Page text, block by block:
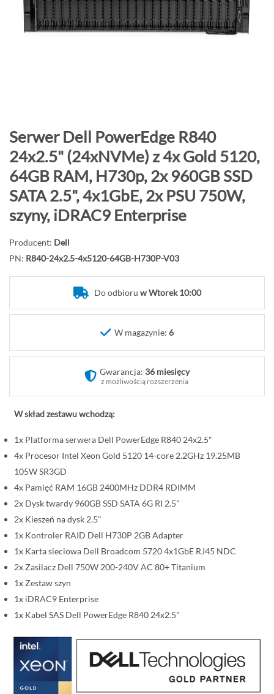
e
r
i
i
P
r
z
e
j
ź
n
p
o
z
e
a
Serwer Dell PowerEdge R840
24x2.5" (24xNVMe) z 4x Gold 5120,
64GB RAM, H730p, 2x 960GB SSD
SATA 2.5", 4x1GbE, 2x PSU 750W,
szyny, iDRAC9 Enterprise
Producent: Dell
PN: R840-24x2.5-4x5120-64GB-H730P-V03
Do odbioru w Wtorek 10:00
W magazynie: 6
Gwarancja: 36 miesięcy
z możliwością rozszerzenia
W skład zestawu wchodzą:
1x Platforma serwera Dell PowerEdge R840 24x2.5"
4x Procesor Intel Xeon Gold 5120 14-core 2.2GHz 19.25MB
105W SR3GD
4x Pamięć RAM 16GB 2400MHz DDR4 RDIMM
2x Dysk twardy 960GB SSD SATA 6G RI 2.5"
2x Kieszeń na dysk 2.5"
1x Kontroler RAID Dell H730P 2GB Adapter
1x Karta sieciowa Dell Broadcom 5720 4x1GbE RJ45 NDC
2x Zasilacz Dell 750W 200-240V AC 80+ Titanium
1x Zestaw szyn
1x iDRAC9 Enterprise
1x Kabel SAS Dell PowerEdge R840 24x2.5"